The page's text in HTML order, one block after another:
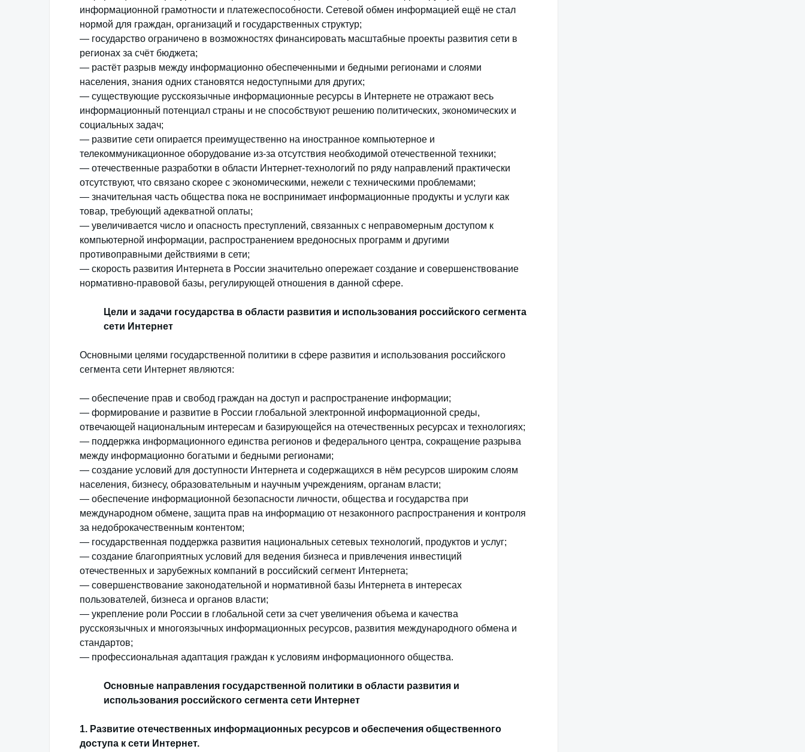
информационной грамотности и платежеспособности. Сетевой обмен информацией ещё не стал
нормой для граждан, организаций и государственных структур;
— государство ограничено в возможностях финансировать масштабные проекты развития сети в
регионах за счёт бюджета;
— растёт разрыв между информационно обеспеченными и бедными регионами и слоями
населения, знания одних становятся недоступными для других;
— существующие русскоязычные информационные ресурсы в Интернете не отражают весь
информационный потенциал страны и не способствуют решению политических, экономических и
социальных задач;
— развитие сети опирается преимущественно на иностранное компьютерное и
телекоммуникационное оборудование из-за отсутствия необходимой отечественной техники;
— отечественные разработки в области Интернет-технологий по ряду направлений практически
отсутствуют, что связано скорее с экономическими, нежели с техническими проблемами;
— значительная часть общества пока не воспринимает информационные продукты и услуги как
товар, требующий адекватной оплаты;
— увеличивается число и опасность преступлений, связанных с неправомерным доступом к
компьютерной информации, распространением вредоносных программ и другими
противоправными действиями в сети;
— скорость развития Интернета в России значительно опережает создание и совершенствование
нормативно-правовой базы, регулирующей отношения в данной сфере.
Цели и задачи государства в области развития и использования российского сегмента
сети Интернет
Основными целями государственной политики в сфере развития и использования российского
сегмента сети Интернет являются:
— обеспечение прав и свобод граждан на доступ и распространение информации;
— формирование и развитие в России глобальной электронной информационной среды,
отвечающей национальным интересам и базирующейся на отечественных ресурсах и технологиях;
— поддержка информационного единства регионов и федерального центра, сокращение разрыва
между информационно богатыми и бедными регионами;
— создание условий для доступности Интернета и содержащихся в нём ресурсов широким слоям
населения, бизнесу, образовательным и научным учреждениям, органам власти;
— обеспечение информационной безопасности личности, общества и государства при
международном обмене, защита прав на информацию от незаконного распространения и контроля
за недоброкачественным контентом;
— государственная поддержка развития национальных сетевых технологий, продуктов и услуг;
— создание благоприятных условий для ведения бизнеса и привлечения инвестиций
отечественных и зарубежных компаний в российский сегмент Интернета;
— совершенствование законодательной и нормативной базы Интернета в интересах
пользователей, бизнеса и органов власти;
— укрепление роли России в глобальной сети за счет увеличения объема и качества
русскоязычных и многоязычных информационных ресурсов, развития международного обмена и
стандартов;
— профессиональная адаптация граждан к условиям информационного общества.
Основные направления государственной политики в области развития и
использования российского сегмента сети Интернет
1. Развитие отечественных информационных ресурсов и обеспечения общественного
доступа к сети Интернет.